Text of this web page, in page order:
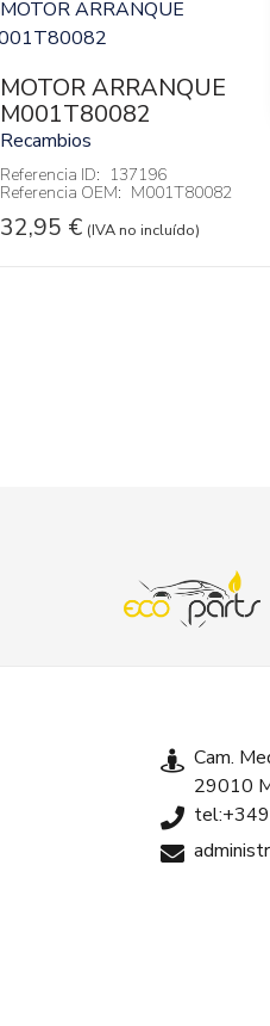
MOTOR ARRANQUE
M001T80082
Recambios
Referencia ID: 137196
Referencia OEM: M001T80082
32,95 € (IVA no incluído)
Cam.
29010